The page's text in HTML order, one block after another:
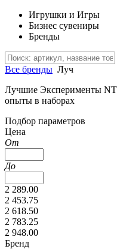
Игрушки и Игры
Бизнес сувениры
Бренды
Все бренды Луч
Лучшие Эксперименты NT
опыты в наборах
Подбор параметров
Цена
От
До
2 289.00
2 453.75
2 618.50
2 783.25
2 948.00
Бренд